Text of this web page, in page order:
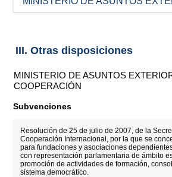
III. Otras disposiciones
MINISTERIO DE ASUNTOS
COOPERACIÓN
Subvenciones
Resolución de 25 de julio de 2007, de la
Cooperación Internacional, por la que se
para fundaciones y asociaciones
con representación parlamentaria de ámbito
promoción de actividades de formación,
sistema democrático.